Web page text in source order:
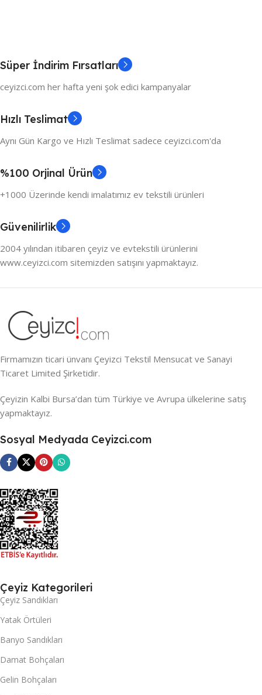
Süper İndirim Fırsatları
ceyizci.com her hafta yeni şok edici kampanyalar
Hızlı Teslimat
Aynı Gün Kargo ve Hızlı Teslimat sadece ceyizci.com'da
%100 Orjinal Ürün
+1000 Üzerinde kendi imalatımız ev tekstili ürünleri
Güvenilirlik
2004 yılından itibaren çeyiz ve evtekstili ürünlerini
www.ceyizci.com sitemizden satışını yapmaktayız.
Firmamızın ticari ünvanı Çeyizci Tekstil Mensucat ve Sanayi
Ticaret Limited Şirketidir.
Çeyizin Kalbi Bursa’dan tüm Türkiye ve Avrupa ülkelerine satış
yapmaktayız.
Sosyal Medyada Ceyizci.com
Çeyiz Kategorileri
Çeyiz Sandıkları
Yatak Örtüleri
Banyo Sandıkları
Damat Bohçaları
Gelin Bohçaları